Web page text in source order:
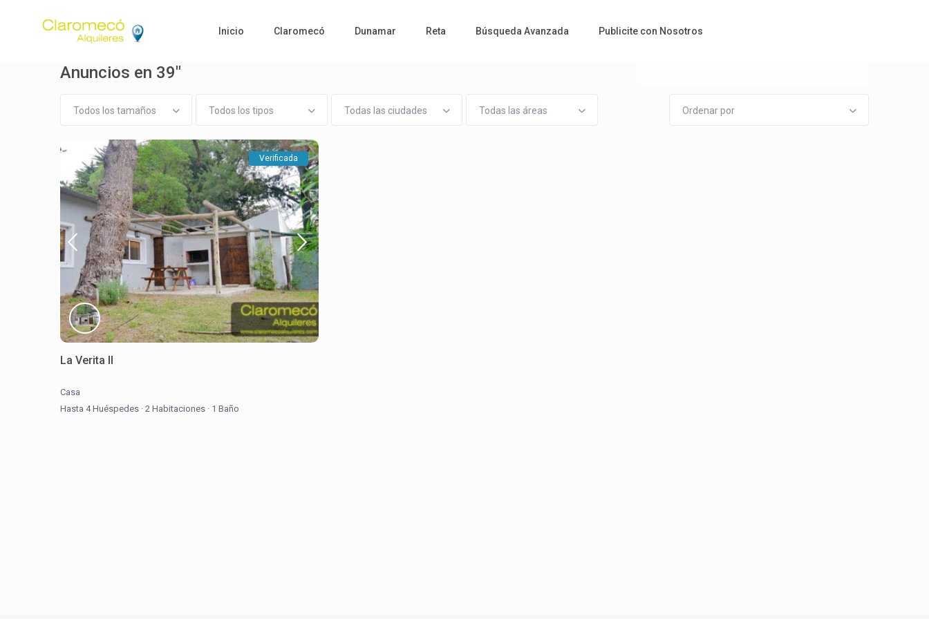
Inicio Claromecó Dunamar Reta Búsqueda Avanzada Publicite con Nosotros
Anuncios en 39"
Todos los tamaños Todos los tipos Todas las ciudades Todas las áreas Ordenar por
Verificada
La Verita II
Casa
Hasta 4 Huéspedes · 2 Habitaciones · 1 Baño